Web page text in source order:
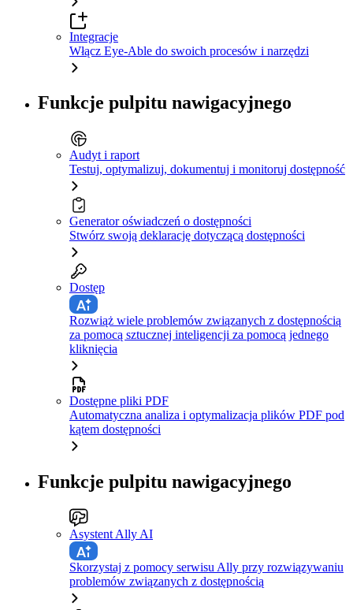
Integracje
Włącz Eye-Able do swoich procesów i narzędzi
Funkcje pulpitu nawigacyjnego
Audyt i raport
Testuj, optymalizuj, dokumentuj i monitoruj dostępność
Generator oświadczeń o dostępności
Stwórz swoją deklarację dotyczącą dostępności
Dostęp
Rozwiąż wiele problemów związanych z dostępnością
za pomocą sztucznej inteligencji za pomocą jednego
kliknięcia
Dostępne pliki PDF
Automatyczna analiza i optymalizacja plików PDF pod
kątem dostępności
Funkcje pulpitu nawigacyjnego
Asystent Ally AI
Skorzystaj z pomocy serwisu Ally przy rozwiązywaniu
problemów związanych z dostępnością